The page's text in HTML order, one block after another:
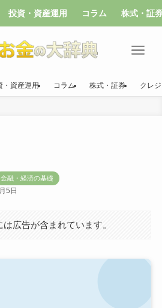
投資・資産運用 コラム 株式・証
・資産運用 コラム 株式・証券 クレ
金融・経済の基礎
5日
広告が含まれています。